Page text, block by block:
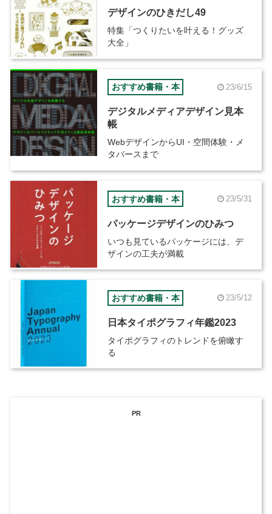
デザインのひきだし49
特集「つくりたいを叶える！グッズ
大全」
おすすめ書籍・本 23/6/15
デジタルメディアデザイン見本
帳
WebデザインからUI・空間体験・メ
タバースまで
おすすめ書籍・本 23/5/31
パッケージデザインのひみつ
いつも見ているパッケージには、デ
ザインの工夫が満載
おすすめ書籍・本 23/5/12
日本タイポグラフィ年鑑2023
タイポグラフィのトレンドを俯瞰す
る
PR